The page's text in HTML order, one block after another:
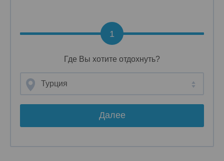
Где Вы хотите отдохнуть?
Турция
Далее
1